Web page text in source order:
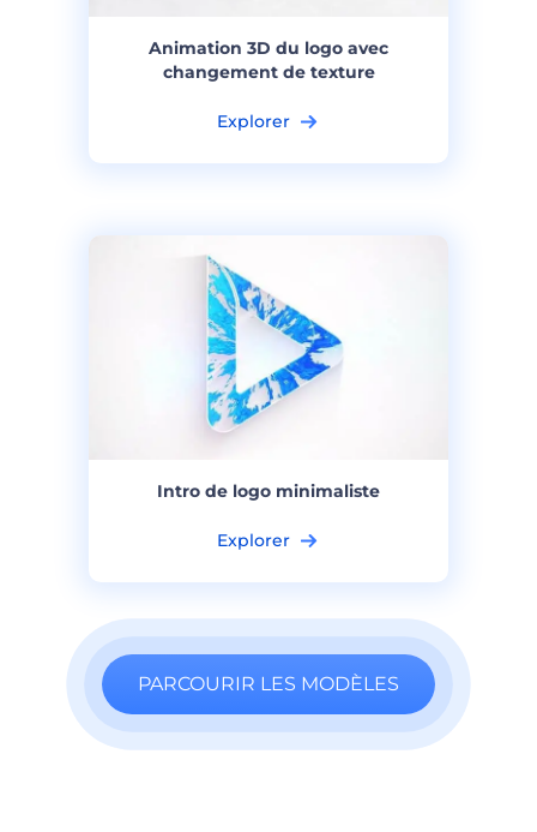
Animation 3D du logo avec
changement de texture
Explorer
Intro de logo minimaliste
Explorer
PARCOURIR LES MODÈLES